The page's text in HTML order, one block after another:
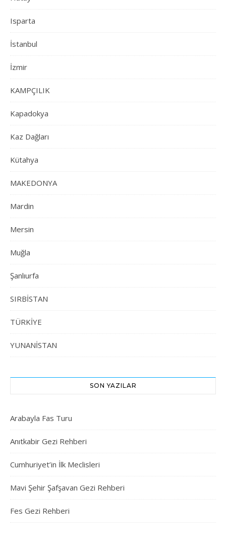
Isparta
İstanbul
İzmir
KAMPÇILIK
Kapadokya
Kaz Dağları
Kütahya
MAKEDONYA
Mardin
Mersin
Muğla
Şanlıurfa
SIRBİSTAN
TÜRKİYE
YUNANİSTAN
SON YAZILAR
Arabayla Fas Turu
Anıtkabir Gezi Rehberi
Cumhuriyet’in İlk Meclisleri
Mavi Şehir Şafşavan Gezi Rehberi
Fes Gezi Rehberi